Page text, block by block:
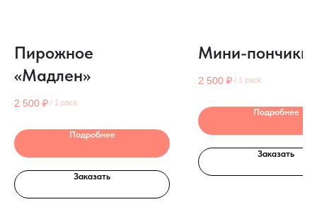
Пирожное
«Мадлен»
2 500 ₽ / 1 pack
Подробнее
Заказать
Мини-пончики
2 500 ₽ / 1 pack
Подробнее
Заказать